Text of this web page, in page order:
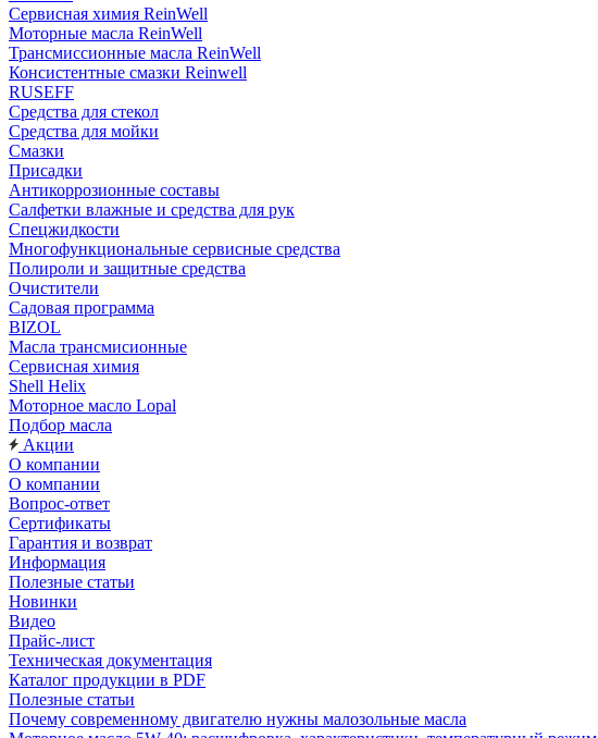
Сервисная химия ReinWell
Моторные масла ReinWell
Трансмиссионные масла ReinWell
Консистентные смазки Reinwell
RUSEFF
Средства для стекол
Средства для мойки
Смазки
Присадки
Антикоррозионные составы
Салфетки влажные и средства для рук
Спецжидкости
Многофункциональные сервисные средства
Полироли и защитные средства
Очистители
Садовая программа
BIZOL
Масла трансмисионные
Сервисная химия
Shell Helix
Моторное масло Lopal
Подбор масла
Акции
О компании
О компании
Вопрос-ответ
Сертификаты
Гарантия и возврат
Информация
Полезные статьи
Новинки
Видео
Прайс-лист
Техническая документация
Каталог продукции в PDF
Полезные статьи
Почему современному двигателю нужны малозольные масла